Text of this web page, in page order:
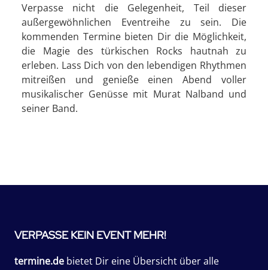
Verpasse nicht die Gelegenheit, Teil dieser
außergewöhnlichen Eventreihe zu sein. Die
kommenden Termine bieten Dir die Möglichkeit,
die Magie des türkischen Rocks hautnah zu
erleben. Lass Dich von den lebendigen Rhythmen
mitreißen und genieße einen Abend voller
musikalischer Genüsse mit Murat Nalband und
seiner Band.
VERPASSE KEIN EVENT MEHR!
termine.de bietet Dir eine Übersicht über alle